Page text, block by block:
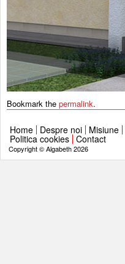
Bookmark the permalink.
Home Despre noi Misiune
Politica cookies Contact
Copyright © Algabeth 2026